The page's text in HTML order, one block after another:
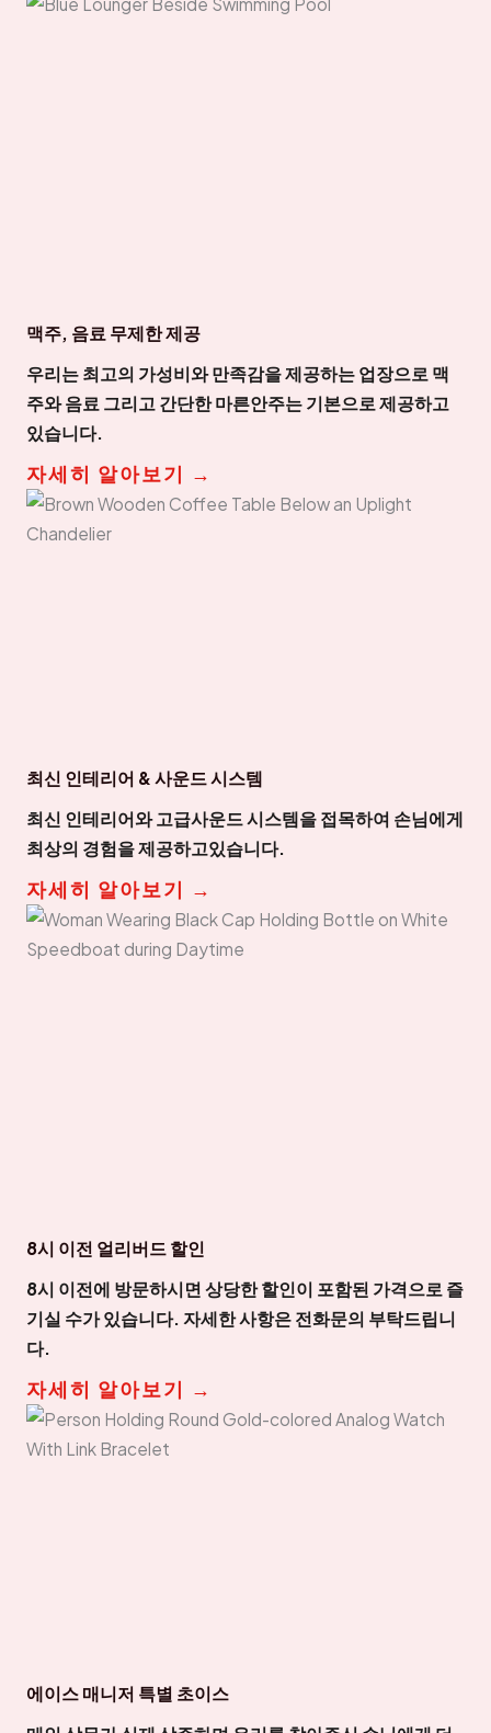
맥주, 음료 무제한 제공
우리는 최고의 가성비와 만족감을 제공하는 업장으로 맥
주와 음료 그리고 간단한 마른안주는 기본으로 제공하고
있습니다.
자세히 알아보기 →
최신 인테리어 & 사운드 시스템
최신 인테리어와 고급사운드 시스템을 접목하여 손님에게
최상의 경험을 제공하고있습니다.
자세히 알아보기 →
8시 이전 얼리버드 할인
8시 이전에 방문하시면 상당한 할인이 포함된 가격으로 즐
기실 수가 있습니다. 자세한 사항은 전화문의 부탁드립니
다.
자세히 알아보기 →
에이스 매니저 특별 초이스